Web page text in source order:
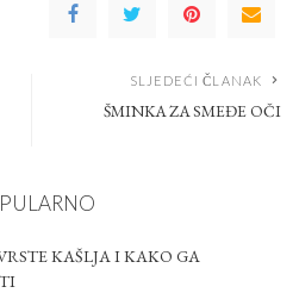
SLJEDEĆI ČLANAK
ŠMINKA ZA SMEĐE OČI
KAŠLJA I KAKO GA